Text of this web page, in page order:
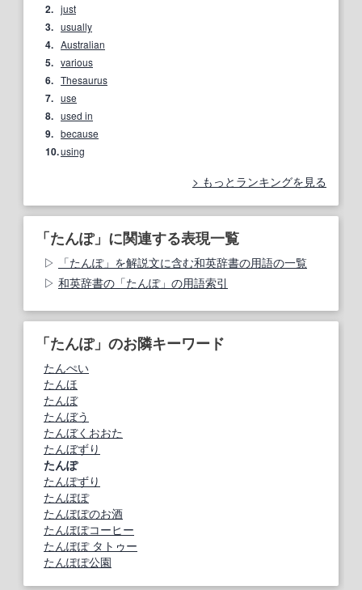
2. just
3. usually
4. Australian
5. various
6. Thesaurus
7. use
8. used in
9. because
10.using
もっとランキングを見る
「たんぽ」に関連する表現一覧
「たんぽ」を解説文に含む和英辞書の用語の一覧
和英辞書の「たんぽ」の用語索引
「たんぽ」のお隣キーワード
たんぺい
たんほ
たんぼ
たんぼう
たんぼくおおた
たんぼずり
たんぽ
たんぽずり
たんぽぽ
たんぽぽのお酒
たんぽぽコーヒー
たんぽぽ タトゥー
たんぽぽ公園